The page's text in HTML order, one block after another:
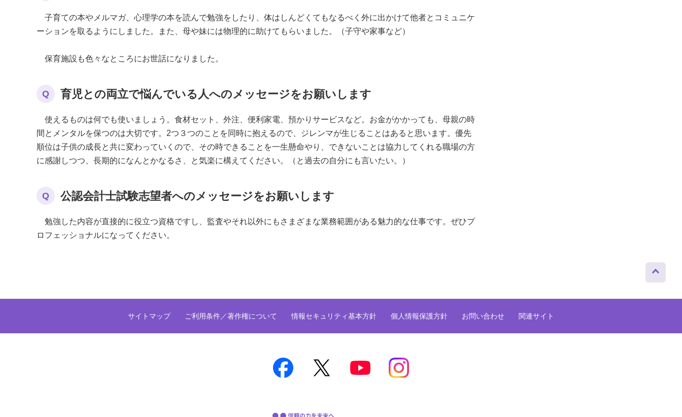
子育ての本やメルマガ、心理学の本を読んで勉強をしたり、体はしんどくてもなるべく外に出かけて他者とコミュニケ
ーションを取るようにしました。また、母や妹には物理的に助けてもらいました。（子守や家事など）
保育施設も色々なところにお世話になりました。
Q 育児との両立で悩んでいる人へのメッセージをお願いします
使えるものは何でも使いましょう。食材セット、外注、便利家電、預かりサービスなど。お金がかかっても、母親の時
間とメンタルを保つのは大切です。2つ３つのことを同時に抱えるので、ジレンマが生じることはあると思います。優先
順位は子供の成長と共に変わっていくので、その時できることを一生懸命やり、できないことは協力してくれる職場の方
に感謝しつつ、長期的になんとかなるさ、と気楽に構えてください。（と過去の自分にも言いたい。）
Q 公認会計士試験志望者へのメッセージをお願いします
勉強した内容が直接的に役立つ資格ですし、監査やそれ以外にもさまざまな業務範囲がある魅力的な仕事です。ぜひプ
ロフェッショナルになってください。
ップへ
サイトマップ ご利用条件／著作権について 情報セキュリティ基本方針 個人情報保護方針 お問い合わせ 関連サイト